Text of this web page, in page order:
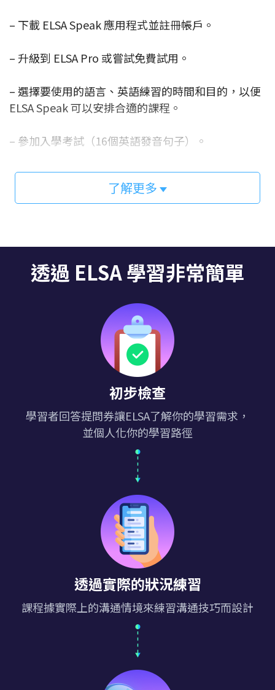
– 下載 ELSA Speak 應用程式並註冊帳戶。
– 升級到 ELSA Pro 或嘗試免費試用。
– 選擇要使用的語言、英語練習的時間和目的，以便
ELSA Speak 可以安排合適的課程。
– 參加入學考試（16個英語發音句子）。
– 從 ELSA Speak 中發現有用的課程：發音單詞、短
了解更多
透過 ELSA 學習非常簡單
初步檢查
學習者回答提問券讓ELSA了解你的學習需求，
並個人化你的學習路徑
透過實際的狀況練習
課程據實際上的溝通情境來練習溝通技巧而設計